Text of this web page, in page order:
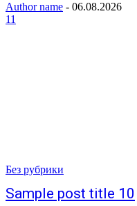
Author name - 06.08.2026
11
Без рубрики
Sample post title 10